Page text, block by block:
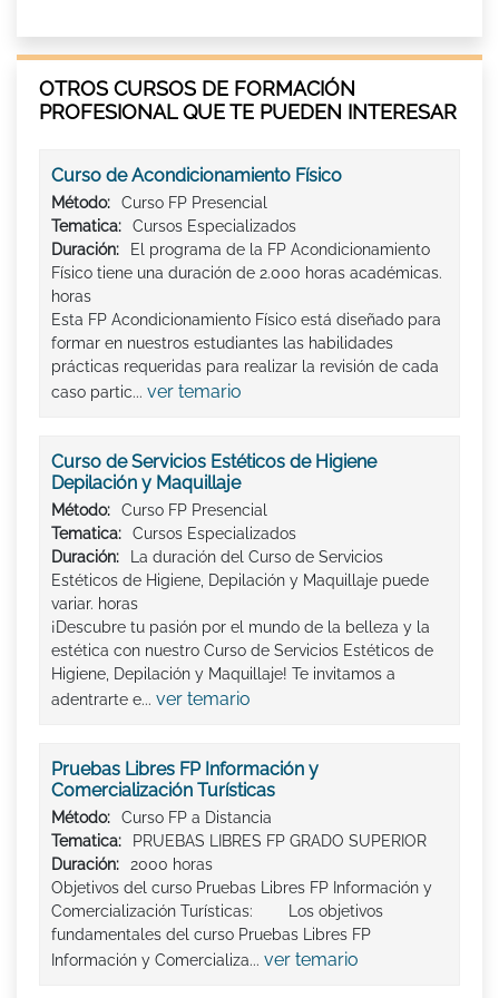
OTROS CURSOS DE FORMACIÓN
PROFESIONAL QUE TE PUEDEN INTERESAR
Curso de Acondicionamiento Físico
Método:
Curso FP Presencial
Tematica:
Cursos Especializados
Duración:
El programa de la FP Acondicionamiento
Físico tiene una duración de 2.000 horas académicas.
horas
Esta FP Acondicionamiento Físico está diseñado para
formar en nuestros estudiantes las habilidades
prácticas requeridas para realizar la revisión de cada
caso partic... ver temario
Curso de Servicios Estéticos de Higiene
Depilación y Maquillaje
Método:
Curso FP Presencial
Tematica:
Cursos Especializados
Duración:
La duración del Curso de Servicios
Estéticos de Higiene, Depilación y Maquillaje puede
variar. horas
¡Descubre tu pasión por el mundo de la belleza y la
estética con nuestro Curso de Servicios Estéticos de
Higiene, Depilación y Maquillaje! Te invitamos a
adentrarte e... ver temario
Pruebas Libres FP Información y
Comercialización Turísticas
Método:
Curso FP a Distancia
Tematica:
PRUEBAS LIBRES FP GRADO SUPERIOR
Duración:
2000 horas
Objetivos del curso Pruebas Libres FP Información y
Comercialización Turísticas: Los objetivos
fundamentales del curso Pruebas Libres FP
Información y Comercializa... ver temario